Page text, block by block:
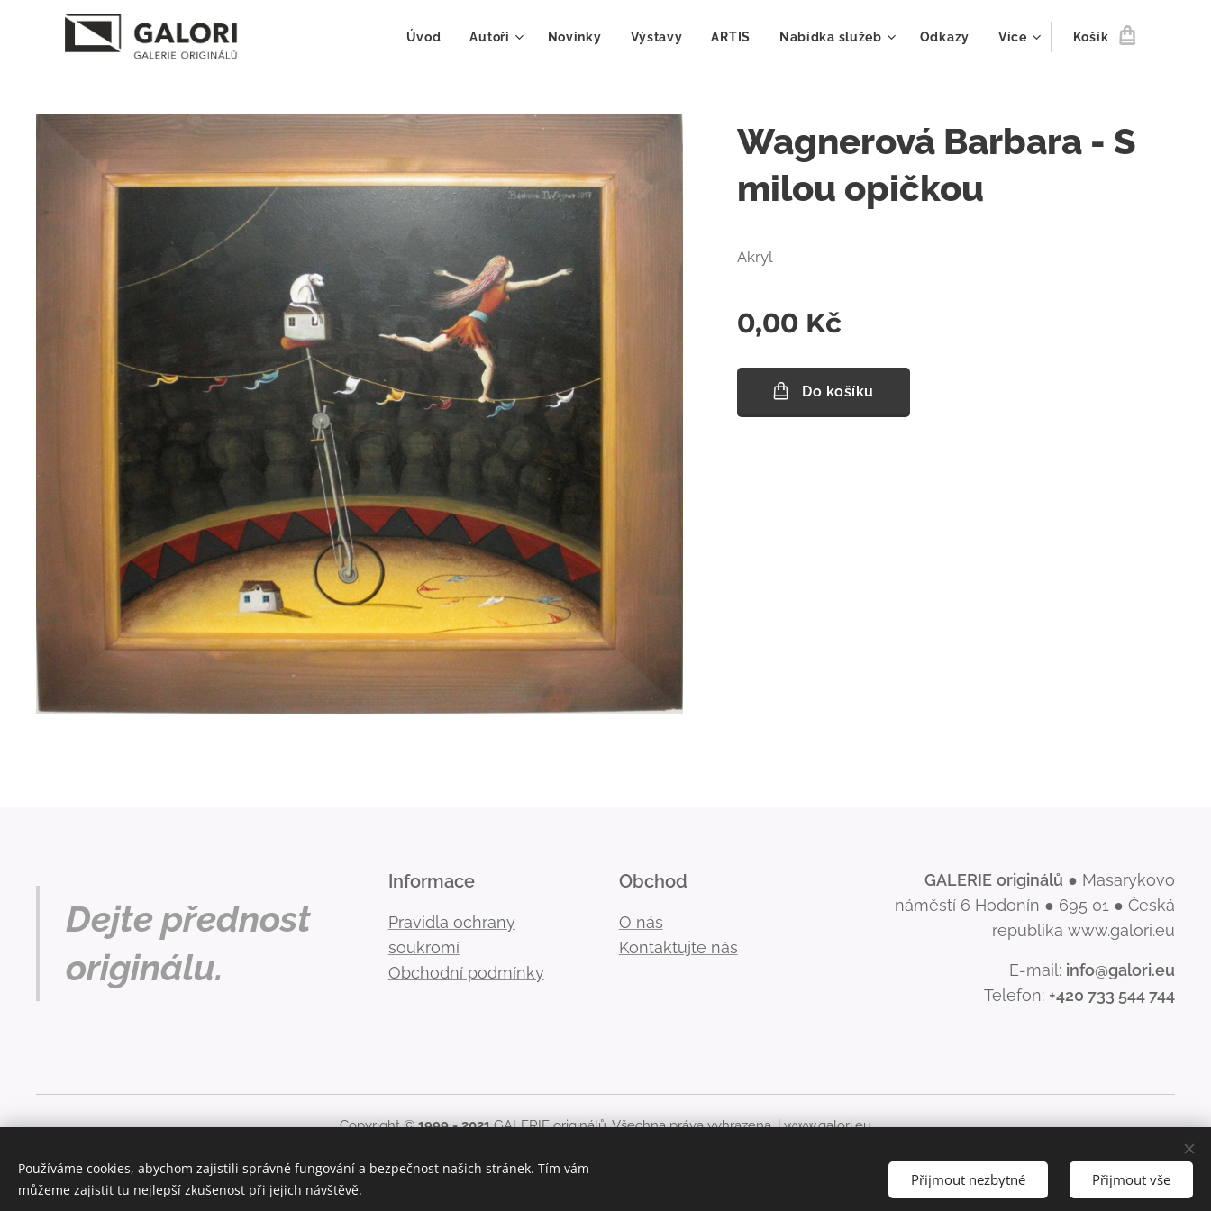
Úvod Autoři Novinky Výstavy ARTIS Nabídka služeb Odkazy Více Košík
Wagnerová Barbara - S
milou opičkou
Akryl
0,00 Kč
Do košíku
Dejte přednost
originálu.
Informace
Pravidla ochrany
soukromí
Obchodní podmínky
Obchod
O nás
Kontaktujte nás
GALERIE originálů ● Masarykovo
náměstí 6 Hodonín ● 695 01 ● Česká
republika www.galori.eu
E-mail: info@galori.eu
Telefon: +420 733 544 744
Copyright ©1999 - 2021GALERIE originálů. Všechna práva vyhrazena. |www.galori.eu
originálů zakázáno.
Používáme cookies, abychom zajistili správné fungování a bezpečnost našich stránek. Tím vám
můžeme zajistit tu nejlepší zkušenost při jejich návštěvě.
Přijmout nezbytné Přijmout vše